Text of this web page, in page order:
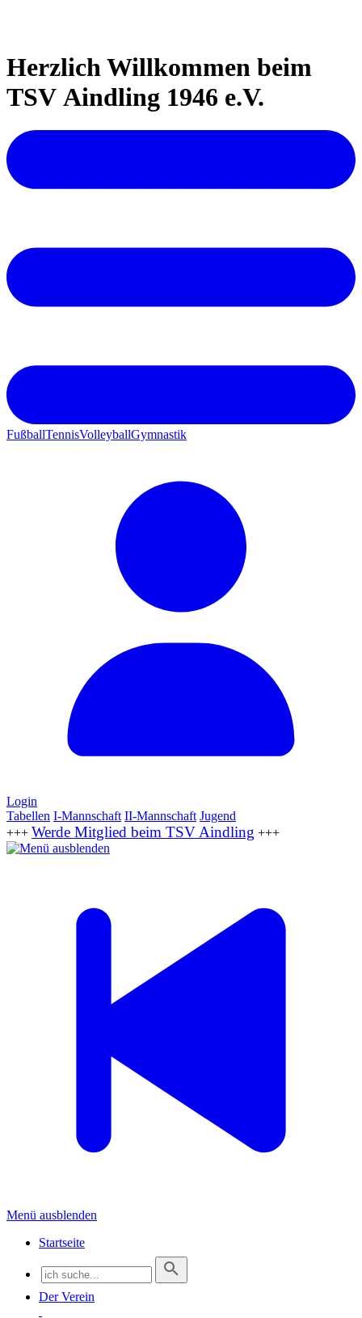
Herzlich Willkommen beim
TSV Aindling 1946 e.V.
FußballTennisVolleyballGymnastik
Login
Tabellen I-Mannschaft II-Mannschaft Jugend
+++ Werde Mitglied beim TSV Aindling +++
Menü ausblenden
Startseite
Der Verein